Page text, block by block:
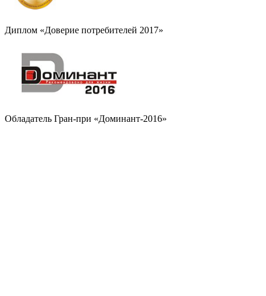
Диплом «Доверие потребителей 2017»
Обладатель Гран-при «Доминант-2016»